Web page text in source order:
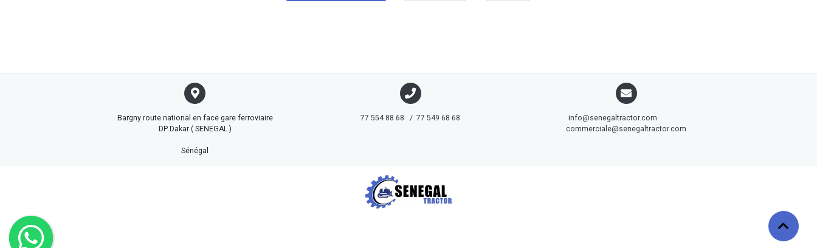
Bargny route national en face gare ferroviaire
DP Dakar ( SENEGAL )
Sénégal
77 554 88 68 / 77 549 68 68
info@senegaltractor.com
commerciale@senegaltractor.com